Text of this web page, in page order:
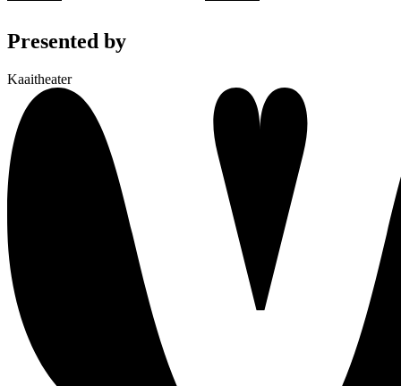
Presented by
Kaaitheater